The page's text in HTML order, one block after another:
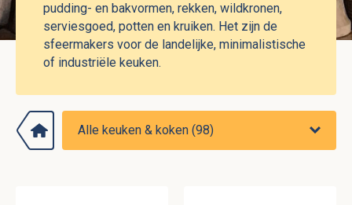
pudding- en bakvormen, rekken, wildkronen,
serviesgoed, potten en kruiken. Het zijn de
sfeermakers voor de landelijke, minimalistische
of industriële keuken.